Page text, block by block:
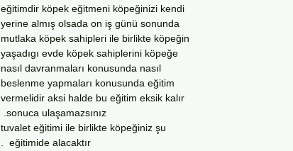
eğitimdir köpek eğitmeni köpeğinizi kendi
yerine almış olsada on iş günü sonunda
mutlaka köpek sahipleri ile birlikte köpeğin
yaşadıgı evde köpek sahiplerini köpeğe
nasıl davranmaları konusunda nasıl
beslenme yapmaları konusunda eğitim
vermelidir aksi halde bu eğitim eksik kalır
sonuca ulaşamazsınız.
tuvalet eğitimi ile birlikte köpeğiniz şu
eğitimide alacaktır .